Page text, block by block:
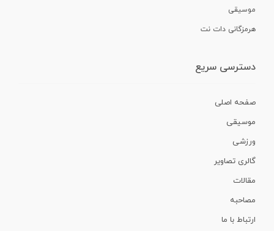
موسیقی
هرمزگانی دات نت
دسترسی سریع
صفحه اصلی
موسیقی
ورزشی
گالری تصاویر
مقالات
مصاحبه
ارتباط با ما